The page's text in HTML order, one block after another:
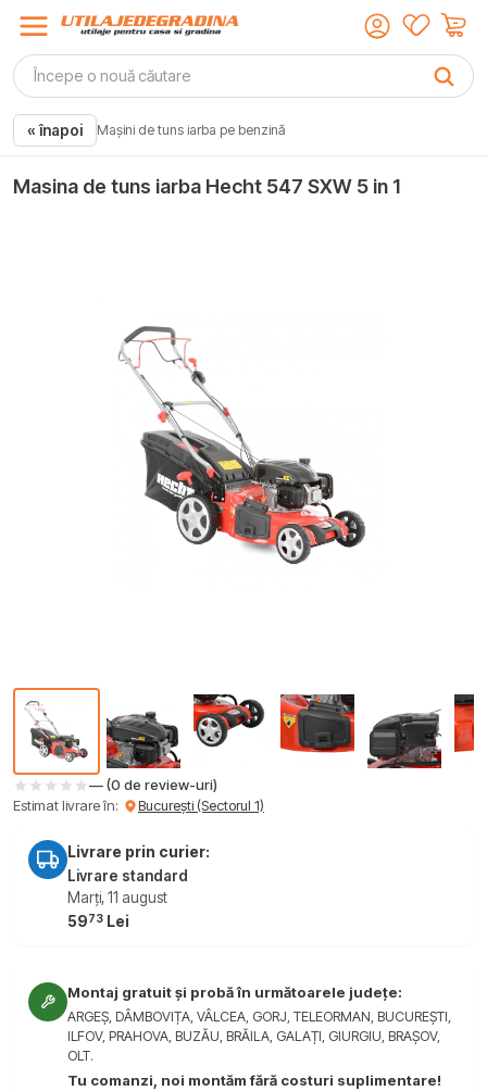
« înapoi Mașini de tuns iarba pe benzină
Masina de tuns iarba Hecht 547 SXW 5 in 1
— (0 de review-uri)
Estimat livrare în:
București (Sectorul 1)
Livrare prin curier:
Livrare standard
Marți, 11 august
5973 Lei
Montaj gratuit și probă în următoarele județe:
ARGEȘ, DÂMBOVIȚA, VÂLCEA, GORJ, TELEORMAN, BUCUREȘTI,
ILFOV, PRAHOVA, BUZĂU, BRĂILA, GALAȚI, GIURGIU, BRAȘOV,
OLT.
Tu comanzi, noi montăm fără costuri suplimentare!